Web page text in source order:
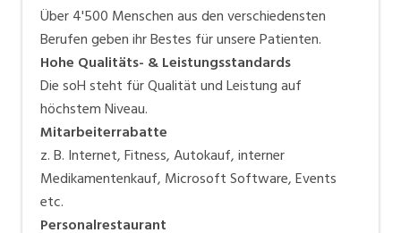
Über 4'500 Menschen aus den verschiedensten
Berufen geben ihr Bestes für unsere Patienten.
Hohe Qualitäts- & Leistungsstandards
Die soH steht für Qualität und Leistung auf
höchstem Niveau.
Mitarbeiterrabatte
z. B. Internet, Fitness, Autokauf, interner
Medikamentenkauf, Microsoft Software, Events
etc.
Personalrestaurant